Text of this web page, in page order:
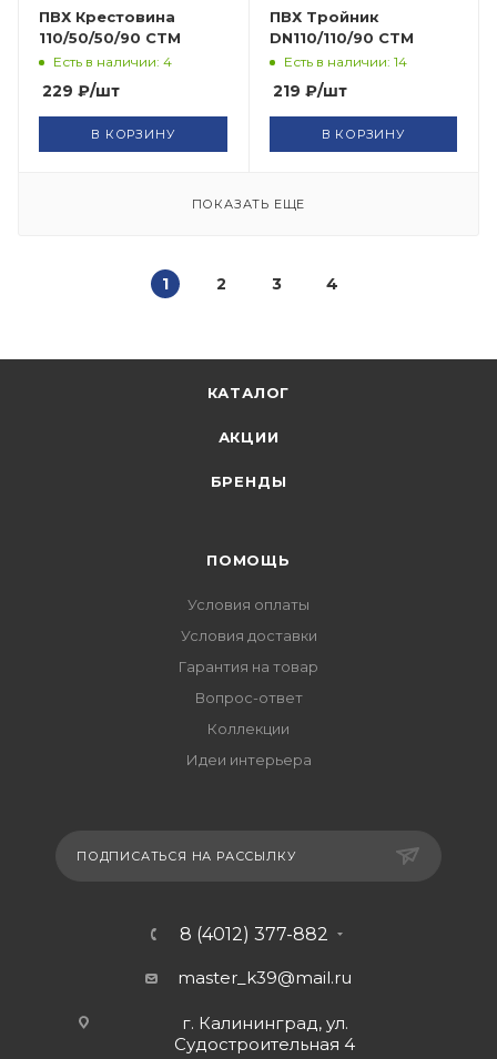
ПВХ Крестовина
110/50/50/90 СТМ
Есть в наличии: 4
229 ₽/шт
В КОРЗИНУ
ПВХ Тройник
DN110/110/90 СТМ
Есть в наличии: 14
219 ₽/шт
В КОРЗИНУ
ПОКАЗАТЬ ЕЩЕ
1 2 3 4
КАТАЛОГ
АКЦИИ
БРЕНДЫ
ПОМОЩЬ
Условия оплаты
Условия доставки
Гарантия на товар
Вопрос-ответ
Коллекции
Идеи интерьера
ПОДПИСАТЬСЯ НА РАССЫЛКУ
8 (4012) 377-882
master_k39@mail.ru
г. Калининград, ул.
Судостроительная 4